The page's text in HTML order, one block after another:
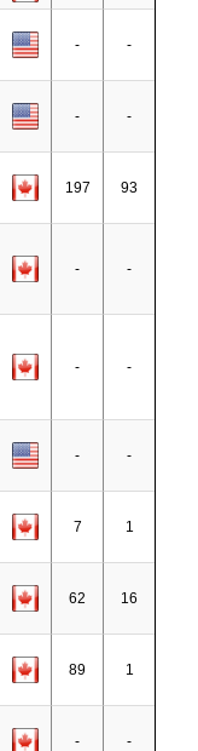
- -
- -
197 93
- -
- -
- -
7 1
62 16
89 1
- -